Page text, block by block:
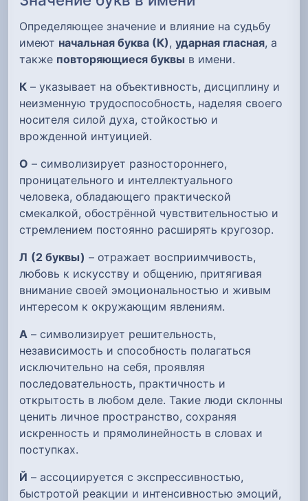
Определяющее значение и влияние на судьбу
имеют начальная буква (К), ударная гласная, а
также повторяющиеся буквы в имени.
К – указывает на объективность, дисциплину и
неизменную трудоспособность, наделяя своего
носителя силой духа, стойкостью и
врожденной интуицией.
О – символизирует разностороннего,
проницательного и интеллектуального
человека, обладающего практической
смекалкой, обострённой чувствительностью и
стремлением постоянно расширять кругозор.
Л (2 буквы) – отражает восприимчивость,
любовь к искусству и общению, притягивая
внимание своей эмоциональностью и живым
интересом к окружающим явлениям.
А – символизирует решительность,
независимость и способность полагаться
исключительно на себя, проявляя
последовательность, практичность и
открытость в любом деле. Такие люди склонны
ценить личное пространство, сохраняя
искренность и прямолинейность в словах и
поступках.
Й – ассоциируется с экспрессивностью,
быстротой реакции и интенсивностью эмоций,